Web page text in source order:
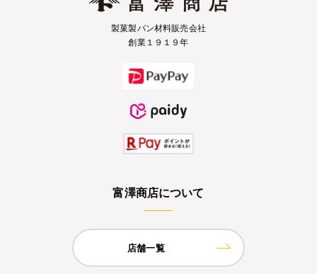
製菓製パン材料販売会社
創業１９１９年
富澤商店について
店舗一覧